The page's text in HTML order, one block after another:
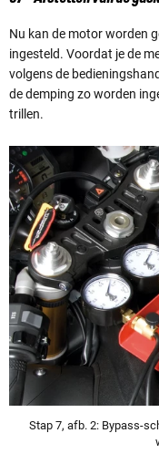
Nu kan de motor worden
ingesteld. Voordat je de
volgens de
de demping zo worden
trillen.
Stap 7, afb. 2: Bypass-